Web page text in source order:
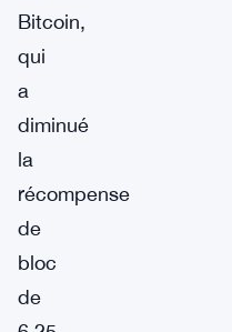
Bitcoin,
qui
a
diminué
la
récompense
de
bloc
de